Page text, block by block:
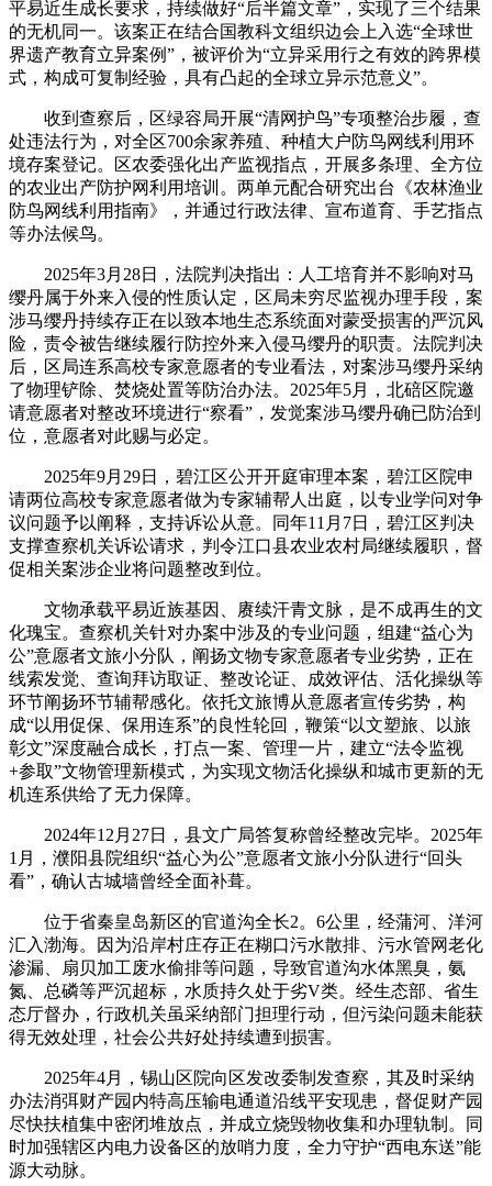
平易近生成长要求，持续做好“后半篇文章”，实现了三个结果
的无机同一。该案正在结合国教科文组织边会上入选“全球世
界遗产教育立异案例”，被评价为“立异采用行之有效的跨界模
式，构成可复制经验，具有凸起的全球立异示范意义”。
收到查察后，区绿容局开展“清网护鸟”专项整治步履，查
处违法行为，对全区700余家养殖、种植大户防鸟网线利用环
境存案登记。区农委强化出产监视指点，开展多条理、全方位
的农业出产防护网利用培训。两单元配合研究出台《农林渔业
防鸟网线利用指南》，并通过行政法律、宣布道育、手艺指点
等办法候鸟。
2025年3月28日，法院判决指出：人工培育并不影响对马
缨丹属于外来入侵的性质认定，区局未穷尽监视办理手段，案
涉马缨丹持续存正在以致本地生态系统面对蒙受损害的严沉风
险，责令被告继续履行防控外来入侵马缨丹的职责。法院判决
后，区局连系高校专家意愿者的专业看法，对案涉马缨丹采纳
了物理铲除、焚烧处置等防治办法。2025年5月，北碚区院邀
请意愿者对整改环境进行“察看”，发觉案涉马缨丹确已防治到
位，意愿者对此赐与必定。
2025年9月29日，碧江区公开开庭审理本案，碧江区院申
请两位高校专家意愿者做为专家辅帮人出庭，以专业学问对争
议问题予以阐释，支持诉讼从意。同年11月7日，碧江区判决
支撑查察机关诉讼请求，判令江口县农业农村局继续履职，督
促相关案涉企业将问题整改到位。
文物承载平易近族基因、赓续汗青文脉，是不成再生的文
化瑰宝。查察机关针对办案中涉及的专业问题，组建“益心为
公”意愿者文旅小分队，阐扬文物专家意愿者专业劣势，正在
线索发觉、查询拜访取证、整改论证、成效评估、活化操纵等
环节阐扬环节辅帮感化。依托文旅博从意愿者宣传劣势，构
成“以用促保、保用连系”的良性轮回，鞭策“以文塑旅、以旅
彰文”深度融合成长，打点一案、管理一片，建立“法令监视
+参取”文物管理新模式，为实现文物活化操纵和城市更新的无
机连系供给了无力保障。
2024年12月27日，县文广局答复称曾经整改完毕。2025年
1月，濮阳县院组织“益心为公”意愿者文旅小分队进行“回头
看”，确认古城墙曾经全面补葺。
位于省秦皇岛新区的官道沟全长2。6公里，经蒲河、洋河
汇入渤海。因为沿岸村庄存正在糊口污水散排、污水管网老化
渗漏、扇贝加工废水偷排等问题，导致官道沟水体黑臭，氨
氮、总磷等严沉超标，水质持久处于劣V类。经生态部、省生
态厅督办，行政机关虽采纳部门担理行动，但污染问题未能获
得无效处理，社会公共好处持续遭到损害。
2025年4月，锡山区院向区发改委制发查察，其及时采纳
办法消弭财产园内特高压输电通道沿线平安现患，督促财产园
尽快扶植集中密闭堆放点，并成立烧毁物收集和办理轨制。同
时加强辖区内电力设备区的放哨力度，全力守护“西电东送”能
源大动脉。